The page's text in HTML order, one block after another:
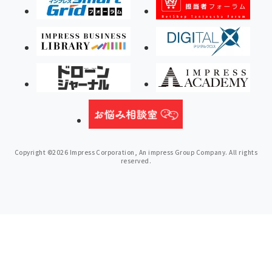
Copyright ©2026 Impress Corporation, An impress Group Company. All rights
reserved.